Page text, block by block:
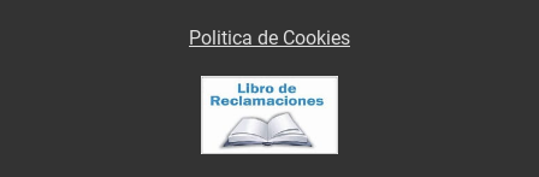
Politica de Cookies